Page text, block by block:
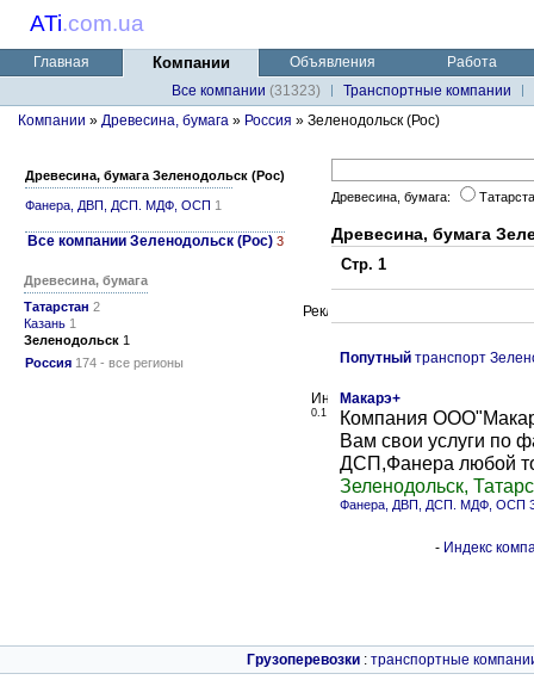
ATi.com.ua
Главная Компании Объявления
Работа
Все компании (31323)
Транспортные компании
Компании » Древесина, бумага » Россия » Зеленодольск (Рос)
Древесина, бумага Зеленодольск (Рос)
Фанера, ДВП, ДСП. МДФ, ОСП 1
Все компании Зеленодольск (Рос) 3
Древесина, бумага
Татарстан 2
Казань 1
Зеленодольск 1
Россия 174 - все регионы
Древесина, бумага:
Древесина, бумага
Стр. 1
Попутный транспорт
0.1
Макарэ+
Компания
Вам свои услуги
ДСП,Фанера любой
Зеленодольск,
Фанера, ДВП, ДСП. МДФ, ОСП
- Индекс
Грузоперевозки : транспортные